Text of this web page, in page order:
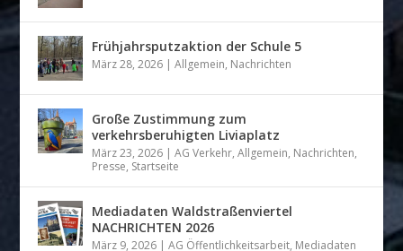
Frühjahrsputzaktion der Schule 5
März 28, 2026 |Allgemein, Nachrichten
Große Zustimmung zum
verkehrsberuhigten Liviaplatz
März 23, 2026 |AG Verkehr,Allgemein, Nachrichten,
Presse, Startseite
Mediadaten Waldstraßenviertel
NACHRICHTEN 2026
März 9, 2026 |AG Öffentlichkeitsarbeit, Mediadaten